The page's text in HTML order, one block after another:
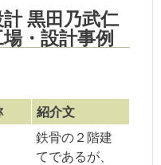
計 黒田乃武仁
・設計事例
紹介文
鉄骨の２階建
てであるが、